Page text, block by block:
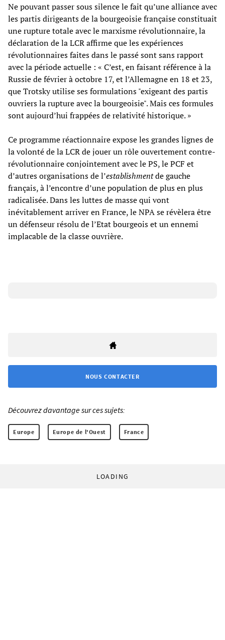
Ne pouvant passer sous silence le fait qu’une alliance avec
les partis dirigeants de la bourgeoisie française constituait
une rupture totale avec le marxisme révolutionnaire, la
déclaration de la LCR affirme que les expériences
révolutionnaires faites dans le passé sont sans rapport
avec la période actuelle : « C’est, en faisant référence à la
Russie de février à octobre 17, et l’Allemagne en 18 et 23,
que Trotsky utilise ses formulations "exigeant des partis
ouvriers la rupture avec la bourgeoisie". Mais ces formules
sont aujourd’hui frappées de relativité historique. »
Ce programme réactionnaire expose les grandes lignes de
la volonté de la LCR de jouer un rôle ouvertement contre-
révolutionnaire conjointement avec le PS, le PCF et
d’autres organisations de l’establishmentde gauche
français, à l’encontre d’une population de plus en plus
radicalisée. Dans les luttes de masse qui vont
inévitablement arriver en France, le NPA se révèlera être
un défenseur résolu de l’Etat bourgeois et un ennemi
implacable de la classe ouvrière.
NOUS CONTACTER
Découvrez davantage sur ces sujets:
Europe Europe de l'Ouest France
LOADING